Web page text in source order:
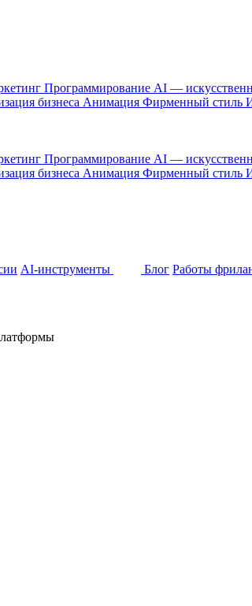
Программирование AI —
бизнеса Анимация Фирменный стиль
Программирование AI —
бизнеса Анимация Фирменный стиль
AI-инструменты Блог Работы